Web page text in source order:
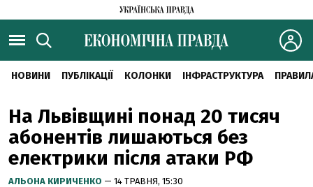
НОВИНИ ПУБЛІКАЦІЇ КОЛОНКИ ІНФРАСТРУКТУРА
На Львівщині понад 20 тисяч
абонентів лишаються без
електрики після атаки РФ
АЛЬОНА КИРИЧЕНКО — 14 ТРАВНЯ, 15:30